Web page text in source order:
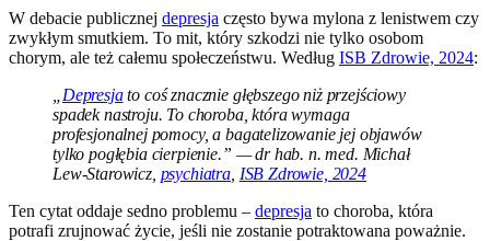
W debacie publicznej depresja często bywa mylona z lenistwem czy
zwykłym smutkiem. To mit, który szkodzi nie tylko osobom
chorym, ale też całemu społeczeństwu. Według ISB Zdrowie, 2024:
Depresjato coś znacznie głębszego niż przejściowy
spadek nastroju. To choroba, która wymaga
profesjonalnej pomocy, a bagatelizowanie jej objawów
tylko pogłębia cierpienie.” — dr hab. n. med. Michał
Lew-Starowicz, psychiatra ISB Zdrowie, 2024
Ten cytat oddaje sedno problemu – depresja to choroba, która
potrafi zrujnować życie, jeśli nie zostanie potraktowana poważnie.